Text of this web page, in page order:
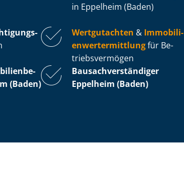
in Eppelheim (Baden)
Wertgutachten & Im­mo­bi­li­
en­wert­ermitt­lungfür Be­
triebs­ver­mö­gen
(Baden)
Bau­sach­ver­stän­di­ger
Eppelheim (Baden)